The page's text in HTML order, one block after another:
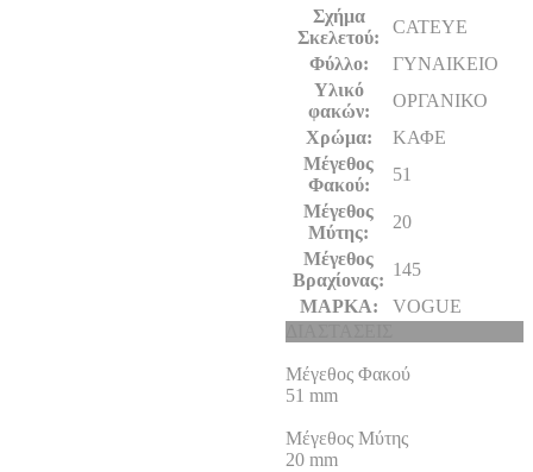
Σχήμα
Σκελετού:
CATEYE
Φύλλο:
ΓΥΝΑΙΚΕΙΟ
Υλικό
φακών:
ΟΡΓΑΝΙΚΟ
Χρώμα:
ΚΑΦΕ
Μέγεθος
Φακού:
51
Μέγεθος
Μύτης:
20
Μέγεθος
Βραχίονας:
145
ΜΑΡΚΑ:
VOGUE
Μέγεθος Φακού
51 mm
Μέγεθος Μύτης
20 mm